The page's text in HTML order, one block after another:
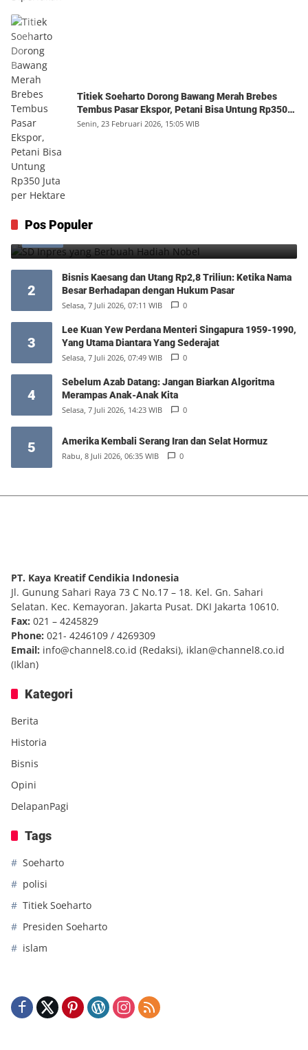
Titiek Soeharto Dorong Bawang Merah Brebes
Tembus Pasar Ekspor, Petani Bisa Untung Rp350
Juta per Hektare
Senin, 23 Februari 2026, 15:05 WIB
Pos Populer
1 SD Inpres yang Berbuah Hadiah Nobel
2
Bisnis Kaesang dan Utang Rp2,8 Triliun: Ketika Nama
Besar Berhadapan dengan Hukum Pasar
Selasa, 7 Juli 2026, 07:11 WIB 0
3
Lee Kuan Yew Perdana Menteri Singapura 1959-1990,
Yang Utama Diantara Yang Sederajat
Selasa, 7 Juli 2026, 07:49 WIB 0
4
Sebelum Azab Datang: Jangan Biarkan Algoritma
Merampas Anak-Anak Kita
Selasa, 7 Juli 2026, 14:23 WIB 0
5 Amerika Kembali Serang Iran dan Selat Hormuz
Rabu, 8 Juli 2026, 06:35 WIB 0
PT. Kaya Kreatif Cendikia Indonesia
Jl. Gunung Sahari Raya 73 C No.17 – 18. Kel. Gn. Sahari
Selatan. Kec. Kemayoran. Jakarta Pusat. DKI Jakarta 10610.
Fax: 021 – 4245829
Phone: 021- 4246109 / 4269309
Email: info@channel8.co.id (Redaksi), iklan@channel8.co.id
(Iklan)
Kategori
Berita
Historia
Bisnis
Opini
DelapanPagi
Tags
Soeharto
polisi
Titiek Soeharto
Presiden Soeharto
islam